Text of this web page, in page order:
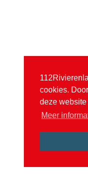
cookies.
deze
Meer